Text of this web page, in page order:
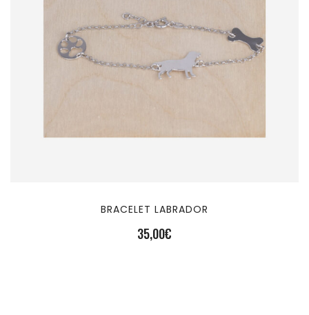
BRACELET LABRADOR
35,00€